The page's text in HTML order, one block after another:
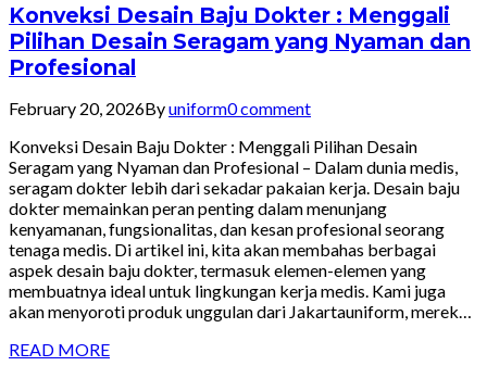
Konveksi Desain Baju Dokter : Menggali
Pilihan Desain Seragam yang Nyaman dan
Profesional
February 20, 2026Byuniform0 comment
Konveksi Desain Baju Dokter : Menggali Pilihan Desain
Seragam yang Nyaman dan Profesional – Dalam dunia medis,
seragam dokter lebih dari sekadar pakaian kerja. Desain baju
dokter memainkan peran penting dalam menunjang
kenyamanan, fungsionalitas, dan kesan profesional seorang
tenaga medis. Di artikel ini, kita akan membahas berbagai
aspek desain baju dokter, termasuk elemen-elemen yang
membuatnya ideal untuk lingkungan kerja medis. Kami juga
akan menyoroti produk unggulan dari Jakartauniform, merek…
READ MORE